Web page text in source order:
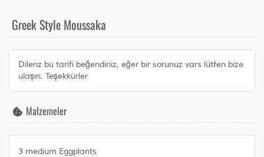
Greek Style Moussaka
Dileriz bu tarifi beğendiniz, eğer bir sorunuz vars lütfen bize
ulaşın. Teşekkürler
Malzemeler
3 medium Eggplants